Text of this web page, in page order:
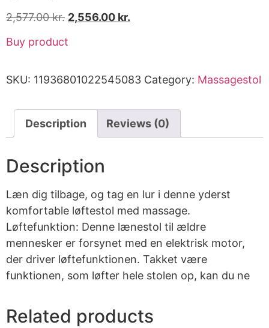
2,577.00kr. 2,556.00 kr.
Buy product
SKU: 11936801022545083 Category: Massagestol
Description Reviews (0)
Description
Læn dig tilbage, og tag en lur i denne yderst
komfortable løftestol med massage.
Løftefunktion: Denne lænestol til ældre
mennesker er forsynet med en elektrisk motor,
der driver løftefunktionen. Takket være
funktionen, som løfter hele stolen op, kan du ne
Related products